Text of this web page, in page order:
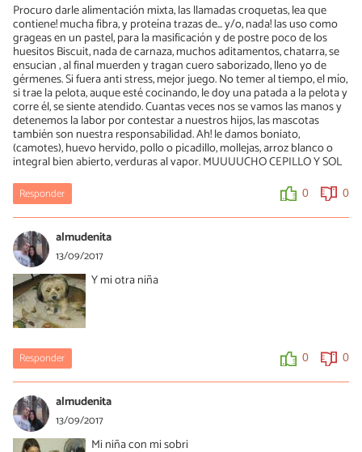
Procuro darle alimentación mixta, las llamadas croquetas, lea que
contiene! mucha fibra, y proteína trazas de... y/o, nada! las uso como
grageas en un pastel, para la masificación y de postre poco de los
huesitos Biscuit, nada de carnaza, muchos aditamentos, chatarra, se
ensucian , al final muerden y tragan cuero saborizado, lleno yo de
gérmenes. Si fuera anti stress, mejor juego. No temer al tiempo, el mío,
si trae la pelota, auque esté cocinando, le doy una patada a la pelota y
corre él, se siente atendido. Cuantas veces nos se vamos las manos y
detenemos la labor por contestar a nuestros hijos, las mascotas
también son nuestra responsabilidad. Ah! le damos boniato,
(camotes), huevo hervido, pollo o picadillo, mollejas, arroz blanco o
integral bien abierto, verduras al vapor. MUUUUCHO CEPILLO Y SOL
Responder 0 0
almudenita
13/09/2017
Y mi otra niña
Responder 0 0
almudenita
13/09/2017
Mi niña con mi sobri